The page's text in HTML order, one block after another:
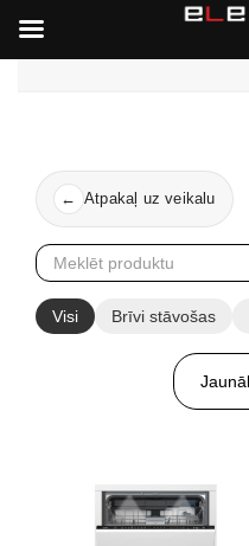
← Atpakaļ uz veikalu
Visi Brīvi stāvošas